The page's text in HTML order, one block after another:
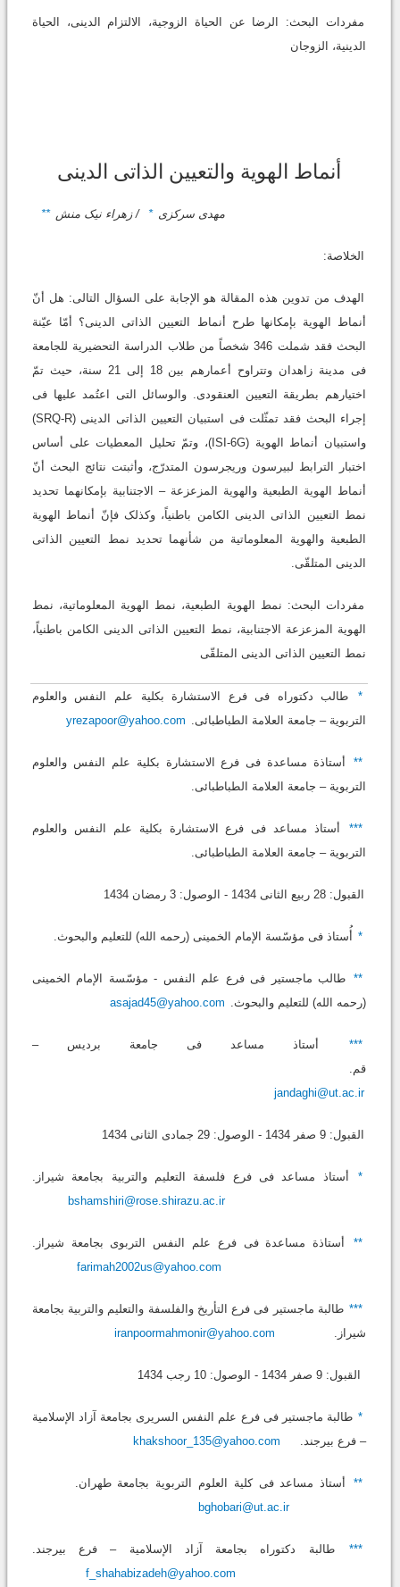
مفردات البحث: الرضا عن الحیاة الزوجیة، الالتزام الدینی، الحیاة
الدینیة، الزوجان
أنماط الهویة والتعیین الذاتی الدینی
مهدی سرکزی * / زهراء نیک منش **
الخلاصة:
الهدف من تدوین هذه المقالة هو الإجابة على السؤال التالی: هل أنّ
أنماط الهویة بإمکانها طرح أنماط التعیین الذاتی الدینی؟ أمّا عیّنة
البحث فقد شملت 346 شخصاً من طلاب الدراسة التحضیریة للجامعة
فی مدینة زاهدان وتتراوح أعمارهم بین 18 إلى 21 سنة، حیث تمّ
اختیارهم بطریقة التعیین العنقودی. والوسائل التی اعتُمد علیها فی
إجراء البحث فقد تمثّلت فی استبیان التعیین الذاتی الدینی (SRQ-R)
واستبیان أنماط الهویة (ISI-6G)، وتمّ تحلیل المعطیات على أساس
اختبار الترابط لبیرسون وریجرسون المتدرّج، وأثبتت نتائج البحث أنّ
أنماط الهویة الطبعیة والهویة المزعزعة – الاجتنابیة بإمکانهما تحدید
نمط التعیین الذاتی الدینی الکامن باطنیاً، وکذلک فإنّ أنماط الهویة
الطبعیة والهویة المعلوماتیة من شأنهما تحدید نمط التعیین الذاتی
الدینی المتلقّى.
مفردات البحث: نمط الهویة الطبعیة، نمط الهویة المعلوماتیة، نمط
الهویة المزعزعة الاجتنابیة، نمط التعیین الذاتی الدینی الکامن باطنیاً،
نمط التعیین الذاتی الدینی المتلقّى
*
طالب دکتوراه فی فرع الاستشارة بکلیة علم النفس والعلوم
التربویة – جامعة العلامة الطباطبائی.
yrezapoor@yahoo.com
**
أستاذة مساعدة فی فرع الاستشارة بکلیة علم النفس والعلوم
التربویة – جامعة العلامة الطباطبائی.
***
أستاذ مساعد فی فرع الاستشارة بکلیة علم النفس والعلوم
التربویة – جامعة العلامة الطباطبائی.
القبول: 28 ربیع الثانی 1434 - الوصول: 3 رمضان 1434
* أُستاذ فی مؤسّسة الإمام الخمینی (رحمه الله) للتعلیم والبحوث.
** طالب ماجستیر فی فرع علم النفس - مؤسّسة الإمام الخمینی
(رحمه الله) للتعلیم والبحوث.
asajad45@yahoo.com
***
أستاذ مساعد فی جامعة بردیس –
قم.
jandaghi@ut.ac.ir
القبول: 9 صفر 1434 - الوصول: 29 جمادی الثانی 1434
*
أستاذ مساعد فی فرع فلسفة التعلیم والتربیة بجامعة شیراز.
bshamshiri@rose.shirazu.ac.ir
**
أستاذة مساعدة فی فرع علم النفس التربوی بجامعة شیراز.
farimah2002us@yahoo.com
*** طالبة ماجستیر فی فرع التأریخ والفلسفة والتعلیم والتربیة بجامعة
شیراز.
iranpoormahmonir@yahoo.com
القبول: 9 صفر 1434 - الوصول: 10 رجب 1434
* طالبة ماجستیر فی فرع علم النفس السریری بجامعة آزاد الإسلامیة
– فرع بیرجند.
khakshoor_135@yahoo.com
**
أستاذ مساعد فی کلیة العلوم التربویة بجامعة طهران.
bghobari@ut.ac.ir
***
طالبة دکتوراه بجامعة آزاد الإسلامیة – فرع بیرجند.
f_shahabizadeh@yahoo.com